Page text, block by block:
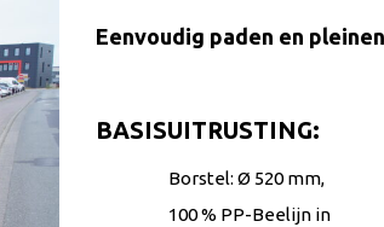
Eenvoudig paden en
BASISUITRUSTING:
Borstel: Ø 520 mm,
100 % PP-Beelijn in